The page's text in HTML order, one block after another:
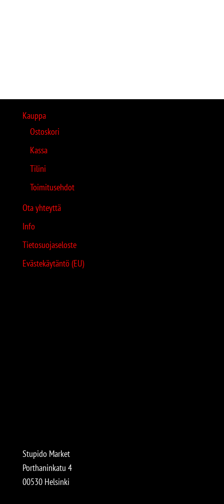
Kauppa
Ostoskori
Kassa
Tilini
Toimitusehdot
Ota yhteyttä
Info
Tietosuojaseloste
Evästekäytäntö (EU)
Stupido Market
Porthaninkatu 4
00530 Helsinki